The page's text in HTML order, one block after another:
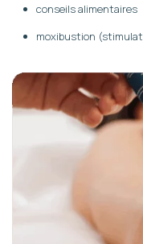
conseils alimentaires
moxibustion